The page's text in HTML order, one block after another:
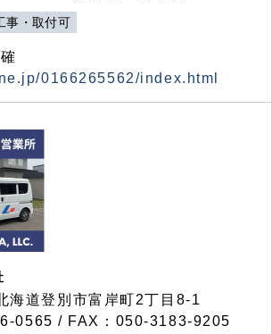
事・取付可
0166265562/index.html
海道登別市富岸町2丁目 8-1
0565 / FAX：050-3183-9205